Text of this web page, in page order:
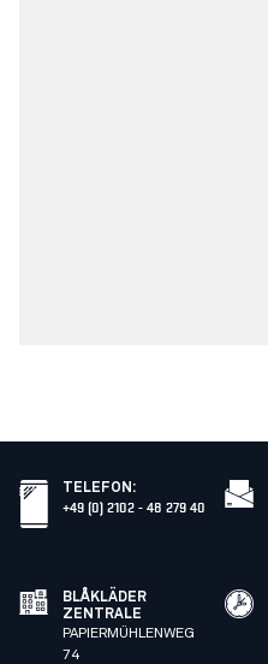
TELEFON :
+49 (0) 2102 - 48 279 40
BLÅKLÄDER
ZENTRALE
PAPIERMÜHLENWEG
74